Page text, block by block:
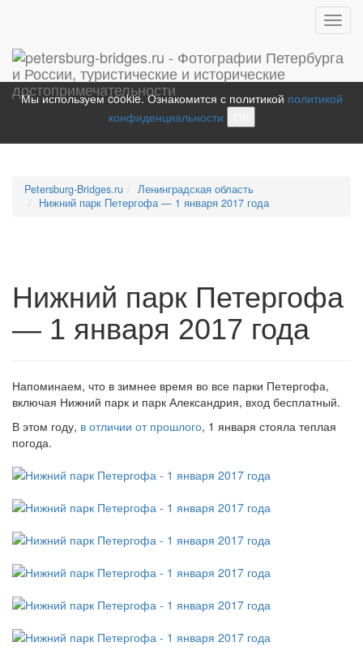
Мы используем cookie. Ознакомится с политикой политикой
конфиденциальности
Petersburg-Bridges.ru
Ленинградская область
Нижний парк Петергофа — 1 января 2017 года
Нижний парк Петергофа
— 1 января 2017 года
Напоминаем, что в зимнее время во все парки Петергофа,
включая Нижний парк и парк Александрия, вход бесплатный.
В этом году, в отличии от прошлого, 1 января стояла теплая
погода.